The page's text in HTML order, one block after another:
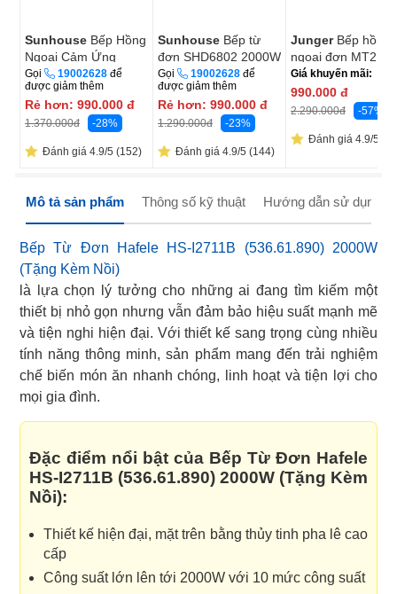
Sunhouse Bếp Hồng
Ngoại Cảm Ứng
SHD6015 (Tặng Kèm
Vỉ Nướng)
Gọi 19002628 để
được giảm thêm
Rẻ hơn: 990.000 đ
1.370.000đ -28%
Đánh giá 4.9/5 (152)
Sunhouse Bếp từ
đơn SHD6802 2000W
(Tặng Kèm Nồi)
Gọi 19002628 để
được giảm thêm
Rẻ hơn: 990.000 đ
1.290.000đ -23%
Đánh giá 4.9/5 (144)
Junger Bếp hồng
ngoại đơn MT21
2200W
Giá khuyến mãi:
990.000 đ
2.290.000đ -57%
Đánh giá 4.9/5
Mô tả sản phẩm Thông số kỹ thuật Hướng dẫn sử dụng
Bếp Từ Đơn Hafele HS-I2711B (536.61.890) 2000W
(Tặng Kèm Nồi)
là lựa chọn lý tưởng cho những ai đang tìm kiếm một
thiết bị nhỏ gọn nhưng vẫn đảm bảo hiệu suất mạnh mẽ
và tiện nghi hiện đại. Với thiết kế sang trọng cùng nhiều
tính năng thông minh, sản phẩm mang đến trải nghiệm
chế biến món ăn nhanh chóng, linh hoạt và tiện lợi cho
mọi gia đình.
Đặc điểm nổi bật của Bếp Từ Đơn Hafele
HS-I2711B (536.61.890) 2000W (Tặng Kèm
Nồi):
Thiết kế hiện đại, mặt trên bằng thủy tinh pha lê cao
cấp
Công suất lớn lên tới 2000W với 10 mức công suất